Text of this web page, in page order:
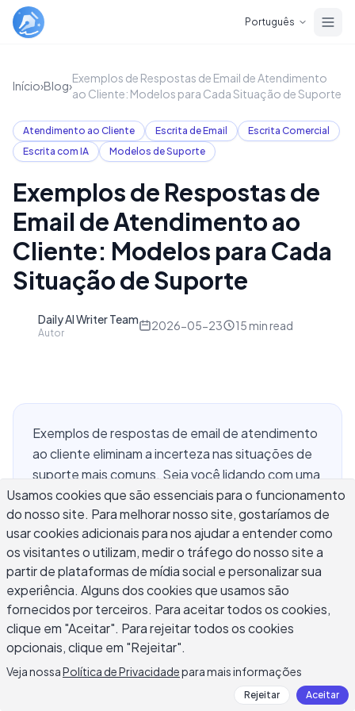
Português
Início›Blog›
Exemplos de Respostas de Email de Atendimento
ao Cliente: Modelos para Cada Situação de Suporte
Atendimento ao Cliente Escrita de Email
Escrita Comercial
Escrita com IA
Modelos de Suporte
Exemplos de Respostas de
Email de Atendimento ao
Cliente: Modelos para Cada
Situação de Suporte
Daily AI Writer Team
Autor
2026-05-23 15 min read
Exemplos de respostas de email de atendimento
ao cliente eliminam a incerteza nas situações de
suporte mais comuns. Seja você lidando com uma
disputa de cobrança, um envio atrasado, um item
danificado ou um cliente irritado que chegou ao
limite, ter uma estrutura de email testada pronta
economiza tempo e previne erros de tom
custosos. Este guia reúne modelos de resposta
práticos para os cenários que sua equipe de
suporte encontra com mais frequência:
respostas a reclamações, reconhecimentos de
reembolso, notificações de atraso, mensagens
de escalação e emails de acompanhamento após
uma resolução. Cada exemplo inclui a linha de
Usamos cookies que são essenciais para o funcionamento
do nosso site. Para melhorar nosso site, gostaríamos de
usar cookies adicionais para nos ajudar a entender como
os visitantes o utilizam, medir o tráfego do nosso site a
partir de plataformas de mídia social e personalizar sua
experiência. Alguns dos cookies que usamos são
fornecidos por terceiros. Para aceitar todos os cookies,
clique em "Aceitar". Para rejeitar todos os cookies
opcionais, clique em "Rejeitar".
Veja nossaPolítica de Privacidadepara mais informações
Rejeitar Aceitar